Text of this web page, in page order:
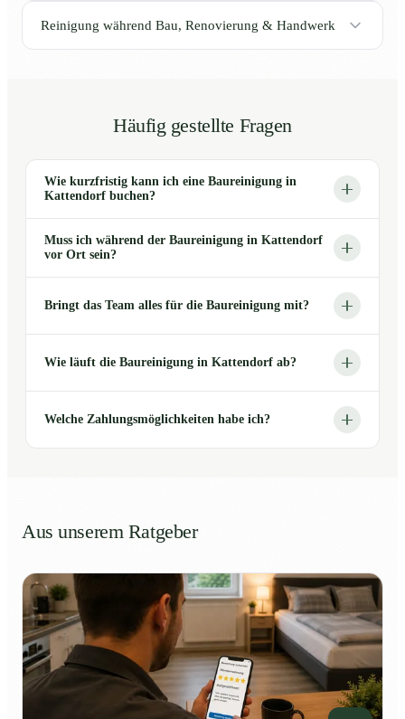
Reinigung während Bau, Renovierung & Handwerk
Häufig gestellte Fragen
Wie kurzfristig kann ich eine Baureinigung in
Kattendorf buchen?
Muss ich während der Baureinigung in Kattendorf
vor Ort sein?
Bringt das Team alles für die Baureinigung mit?
Wie läuft die Baureinigung in Kattendorf ab?
Welche Zahlungsmöglichkeiten habe ich?
Aus unserem Ratgeber